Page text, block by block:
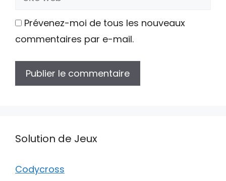
Prévenez-moi de tous les nouveaux
commentaires par e-mail.
Solution de Jeux
Codycross